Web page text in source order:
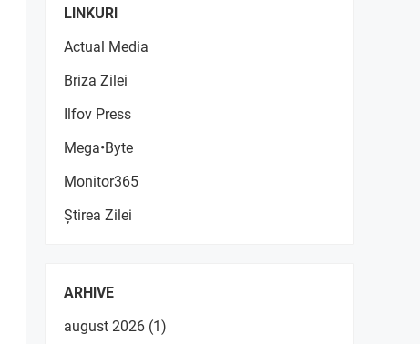
LINKURI
Actual Media
Briza Zilei
Ilfov Press
Mega•Byte
Monitor365
Știrea Zilei
ARHIVE
august 2026 (1)